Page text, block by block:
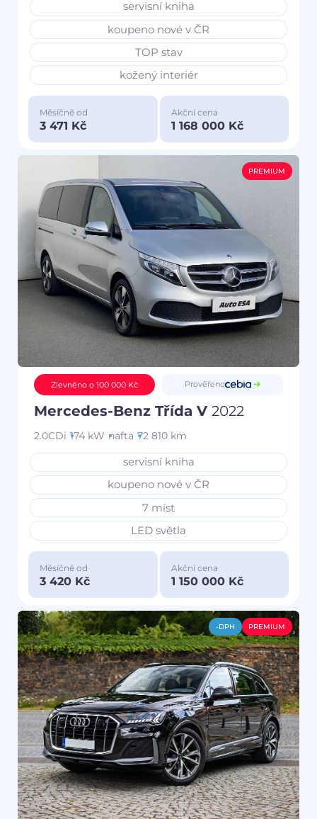
servisní kniha
koupeno nové v ČR
TOP stav
kožený interiér
Měsíčně od
3 471 Kč
Akční cena
1 168 000 Kč
PREMIUM
Zlevněno o 100 000 Kč Prověřeno
Mercedes-Benz Třída V 2022
2.0CDi 174 kW nafta 72 810 km
servisní kniha
koupeno nové v ČR
7 míst
LED světla
Měsíčně od
3 420 Kč
Akční cena
1 150 000 Kč
-DPH PREMIUM